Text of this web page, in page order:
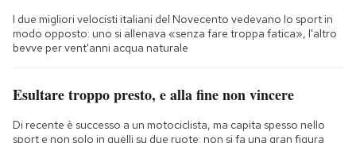
I due migliori velocisti italiani del Novecento vedevano lo sport in
modo opposto: uno si allenava «senza fare troppa fatica», l'altro
bevve per vent'anni acqua naturale
Esultare troppo presto, e alla fine non vincere
Di recente è successo a un motociclista, ma capita spesso nello
sport e non solo in quelli su due ruote: non si fa una gran figura